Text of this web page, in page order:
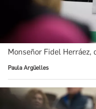
Monseñor Fidel Herráez,
Paula Argüelles